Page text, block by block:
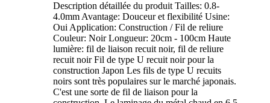
Description détaillée du produit Tailles: 0.8-
4.0mm Avantage: Douceur et flexibilité Usine:
Oui Application: Construction / Fil de reliure
Couleur: Noir Longueur: 20cm - 100cm Haute
lumière: fil de liaison recuit noir, fil de reliure
recuit noir Fil de type U recuit noir pour la
construction Japon Les fils de type U recuits
noirs sont très populaires sur le marché japonais.
C'est une sorte de fil de liaison pour la